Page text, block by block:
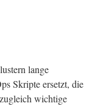
lange
Skripte ersetzt, die
wichtige